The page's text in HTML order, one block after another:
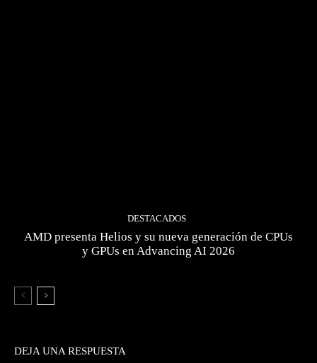
DESTACADOS
AMD presenta Helios y su nueva generación de CPUs
y GPUs en Advancing AI 2026
DEJA UNA RESPUESTA